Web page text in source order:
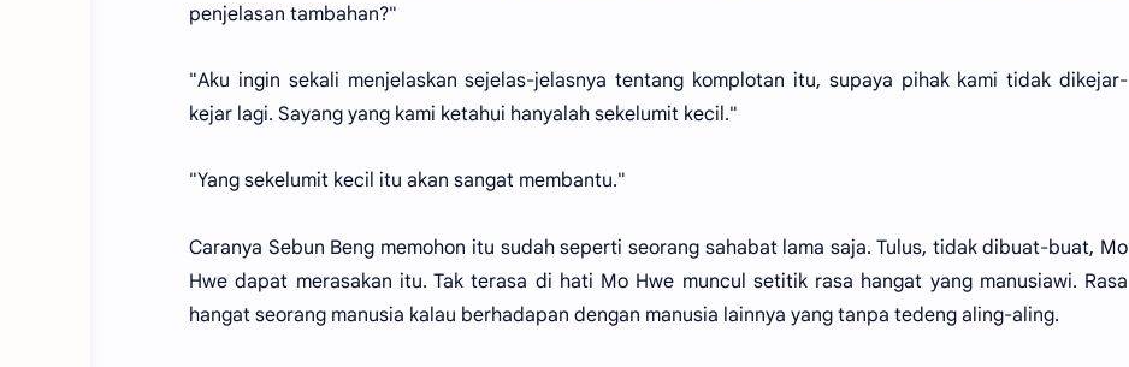
penjelasan tambahan?"
"Aku ingin sekali menjelaskan sejelas-jelasnya tentang komplotan itu, supaya pihak kami tidak dikejar-
kejar lagi. Sayang yang kami ketahui hanyalah sekelumit kecil."
"Yang sekelumit kecil itu akan sangat membantu."
Caranya Sebun Beng memohon itu sudah seperti seorang sahabat lama saja. Tulus, tidak dibuat-buat, Mo
Hwe dapat merasakan itu. Tak terasa di hati Mo Hwe muncul setitik rasa hangat yang manusiawi. Rasa
hangat seorang manusia kalau berhadapan dengan manusia lainnya yang tanpa tedeng aling-aling.